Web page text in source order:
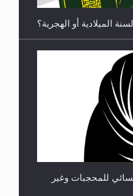
...**...
للمحجبات وغير